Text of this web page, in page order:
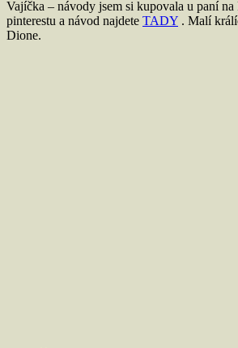
Vajíčka – návody jsem si kupovala u paní
pinterestu a návod najdete TADY . Malí
Dione.